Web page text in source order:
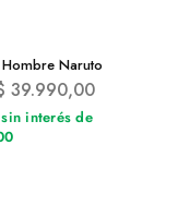
Naruto
39.990,00
interés de